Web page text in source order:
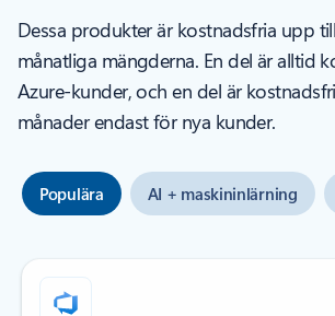
Dessa produkter är kostnadsfria upp
månatliga mängderna. En del är alltid
Azure-kunder, och en del är
månader endast för nya kunder.
Populära AI + maskininlärning